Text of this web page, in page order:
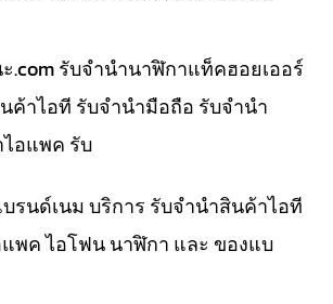
.com รับจำนำนาฬิกาแท็คฮอยเออร์
ค้าไอที รับจำนำมือถือ รับจำนำ
อแพค รับ
รนด์เนม บริการ รับจำนำสินค้าไอที
พค ไอโฟน นาฬิกา และ ของแบ